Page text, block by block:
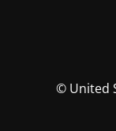
© United